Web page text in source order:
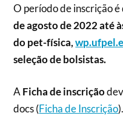
O período de inscrição é
de agosto de 2022 até
do pet-física,
seleção de bolsistas.
AFicha de inscrição
docs (Ficha de Inscrição).